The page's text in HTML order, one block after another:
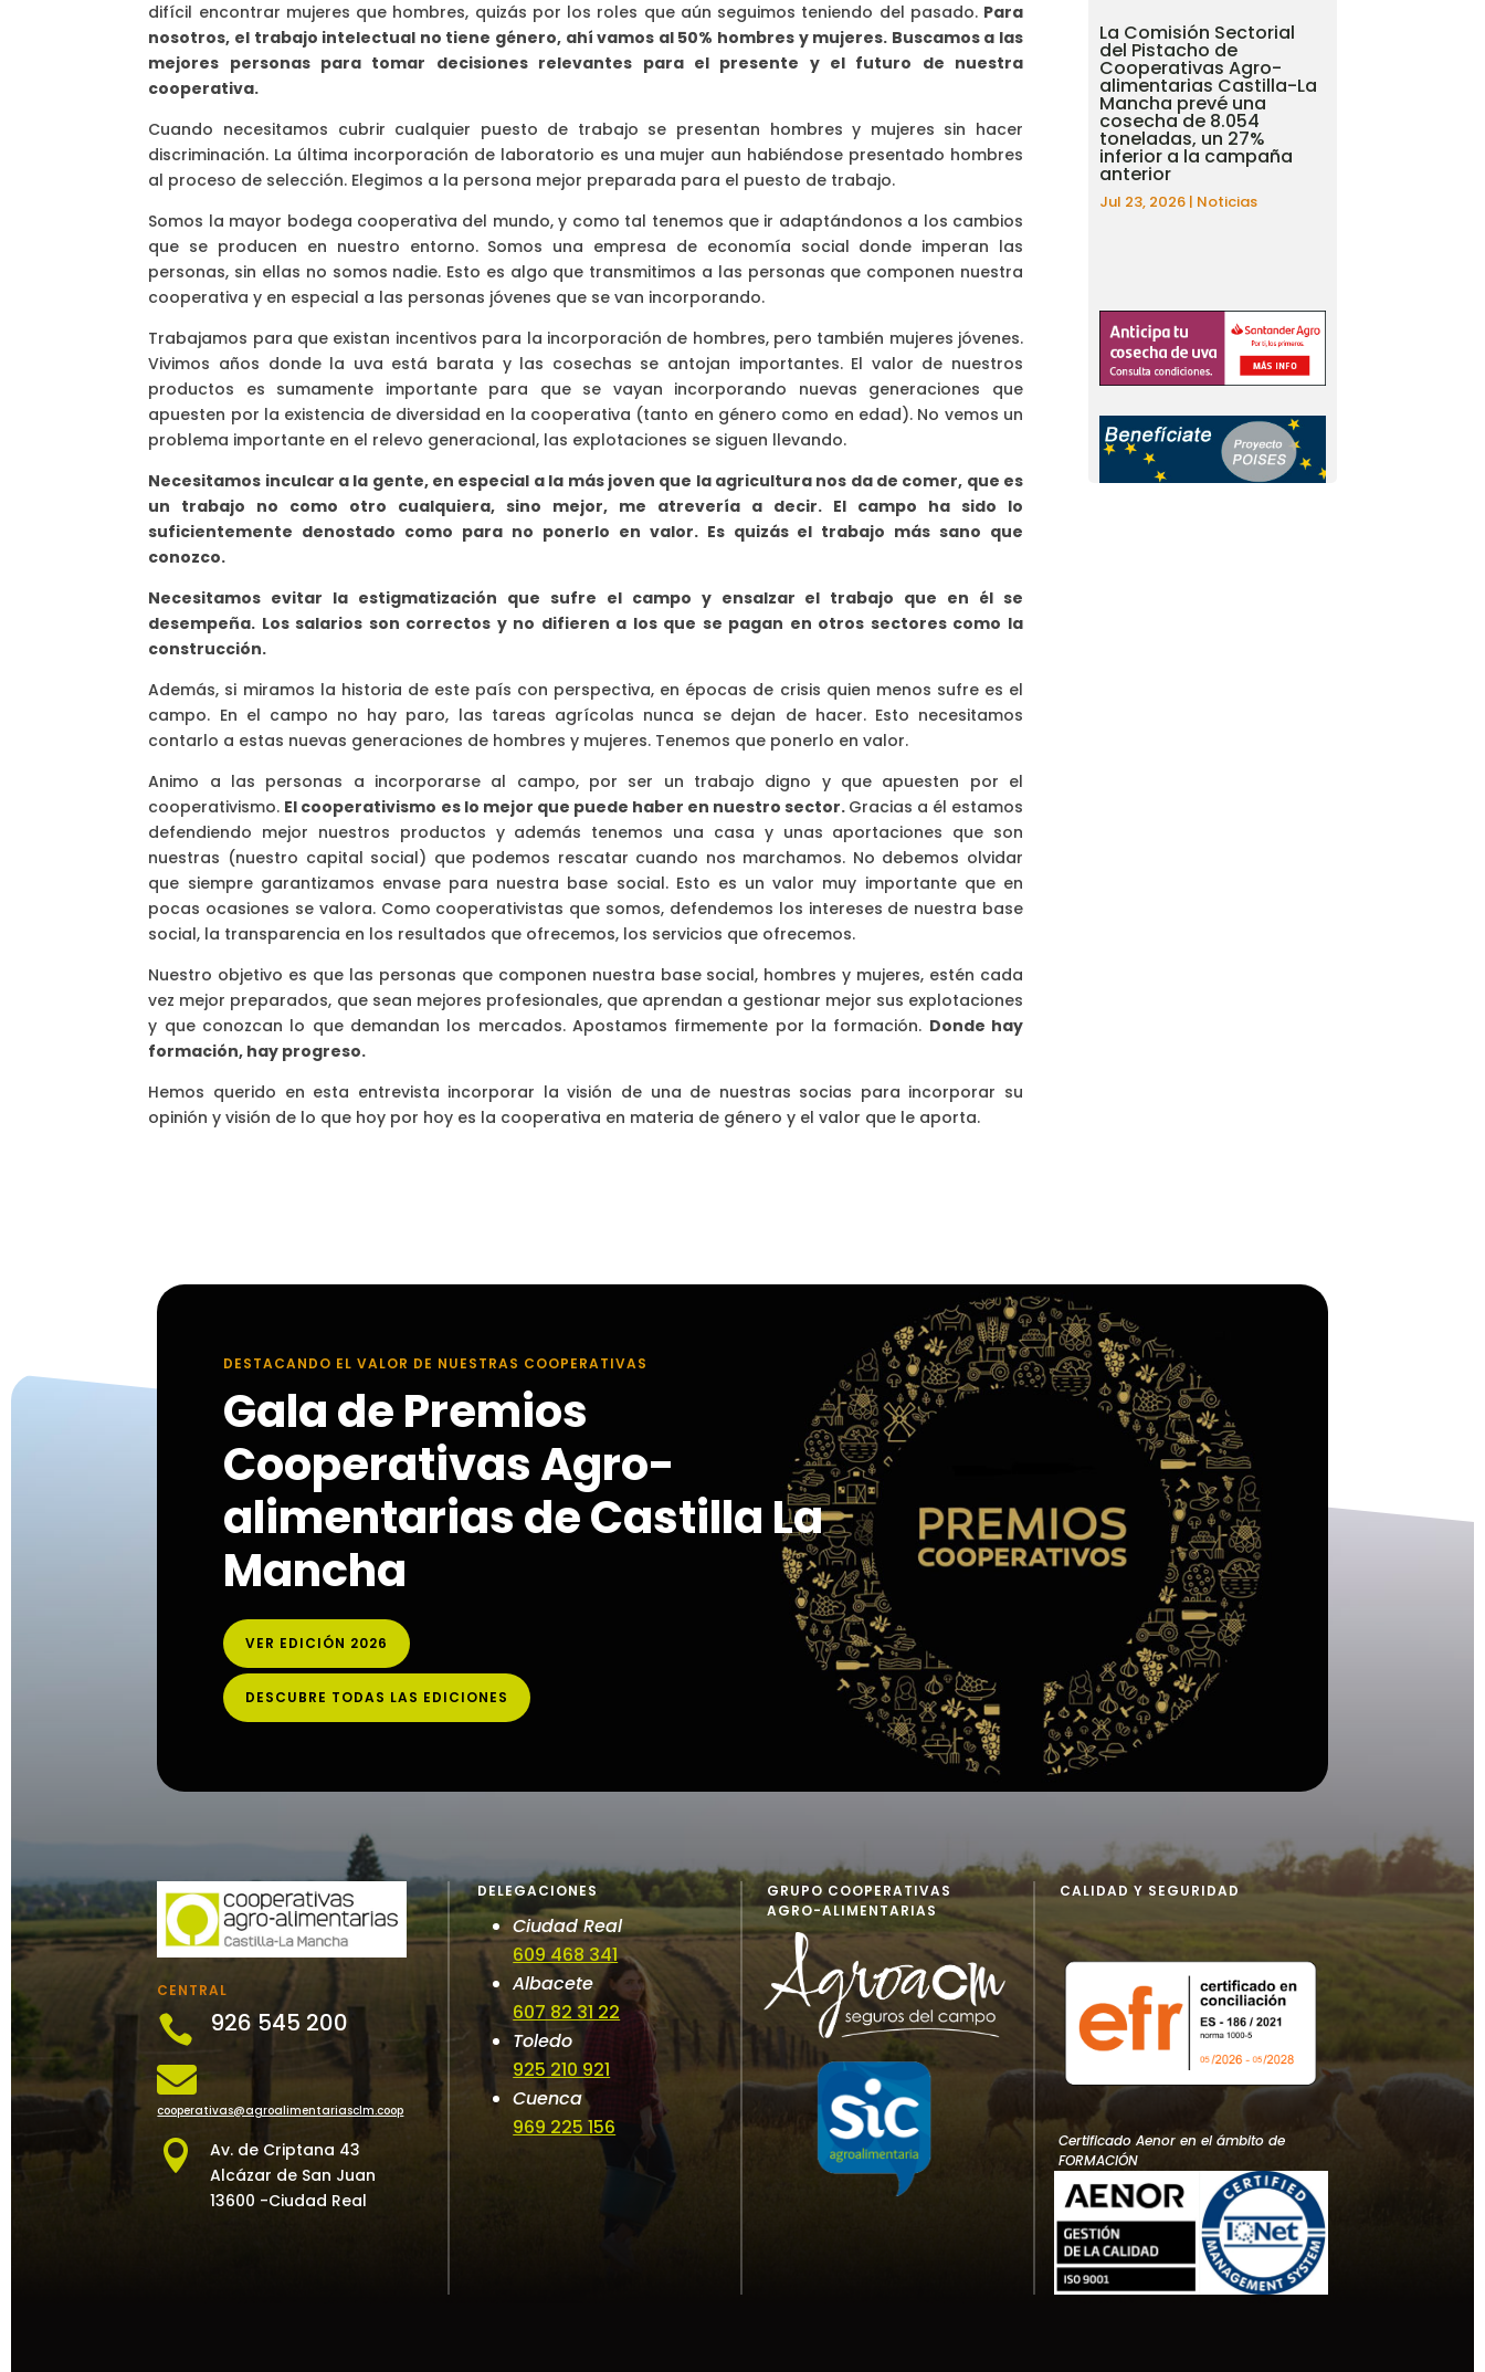
difícil encontrar mujeres que hombres, quizás por los roles que aún seguimos teniendo del pasado. Para
nosotros, el trabajo intelectual no tiene género, ahí vamos al 50% hombres y mujeres. Buscamos a las
mejores personas para tomar decisiones relevantes para el presente y el futuro de nuestra
cooperativa.
Cuando necesitamos cubrir cualquier puesto de trabajo se presentan hombres y mujeres sin hacer
discriminación. La última incorporación de laboratorio es una mujer aun habiéndose presentado hombres
al proceso de selección. Elegimos a la persona mejor preparada para el puesto de trabajo.
Somos la mayor bodega cooperativa del mundo, y como tal tenemos que ir adaptándonos a los cambios
que se producen en nuestro entorno. Somos una empresa de economía social donde imperan las
personas, sin ellas no somos nadie. Esto es algo que transmitimos a las personas que componen nuestra
cooperativa y en especial a las personas jóvenes que se van incorporando.
Trabajamos para que existan incentivos para la incorporación de hombres, pero también mujeres jóvenes.
Vivimos años donde la uva está barata y las cosechas se antojan importantes. El valor de nuestros
productos es sumamente importante para que se vayan incorporando nuevas generaciones que
apuesten por la existencia de diversidad en la cooperativa (tanto en género como en edad). No vemos un
problema importante en el relevo generacional, las explotaciones se siguen llevando.
Necesitamos inculcar a la gente, en especial a la más joven que la agricultura nos da de comer, que es
un trabajo no como otro cualquiera, sino mejor, me atrevería a decir. El campo ha sido lo
suficientemente denostado como para no ponerlo en valor. Es quizás el trabajo más sano que
conozco.
Necesitamos evitar la estigmatización que sufre el campo y ensalzar el trabajo que en él se
desempeña. Los salarios son correctos y no difieren a los que se pagan en otros sectores como la
construcción.
Además, si miramos la historia de este país con perspectiva, en épocas de crisis quien menos sufre es el
campo. En el campo no hay paro, las tareas agrícolas nunca se dejan de hacer. Esto necesitamos
contarlo a estas nuevas generaciones de hombres y mujeres. Tenemos que ponerlo en valor.
Animo a las personas a incorporarse al campo, por ser un trabajo digno y que apuesten por el
cooperativismo. El cooperativismo es lo mejor que puede haber en nuestro sector. Gracias a él estamos
defendiendo mejor nuestros productos y además tenemos una casa y unas aportaciones que son
nuestras (nuestro capital social) que podemos rescatar cuando nos marchamos. No debemos olvidar
que siempre garantizamos envase para nuestra base social. Esto es un valor muy importante que en
pocas ocasiones se valora. Como cooperativistas que somos, defendemos los intereses de nuestra base
social, la transparencia en los resultados que ofrecemos, los servicios que ofrecemos.
Nuestro objetivo es que las personas que componen nuestra base social, hombres y mujeres, estén cada
vez mejor preparados, que sean mejores profesionales, que aprendan a gestionar mejor sus explotaciones
y que conozcan lo que demandan los mercados. Apostamos firmemente por la formación. Donde hay
formación, hay progreso.
Hemos querido en esta entrevista incorporar la visión de una de nuestras socias para incorporar su
opinión y visión de lo que hoy por hoy es la cooperativa en materia de género y el valor que le aporta.
La Comisión Sectorial
del Pistacho de
Cooperativas Agro-
alimentarias Castilla-La
Mancha prevé una
cosecha de 8.054
toneladas, un 27%
inferior a la campaña
anterior
Jul 23, 2026 | Noticias
DESTACANDO EL VALOR DE NUESTRAS COOPERATIVAS
Gala de Premios
Cooperativas Agro-
alimentarias de Castilla La
Mancha
VER EDICIÓN 2026
DESCUBRE TODAS LAS EDICIONES
CENTRAL
 926 545 200

cooperativas@agroalimentariasclm.coop

Av. de Criptana 43
Alcázar de San Juan
13600 -Ciudad Real
DELEGACIONES
Ciudad Real
609 468 341
Albacete
607 82 31 22
Toledo
925 210 921
Cuenca
969 225 156
GRUPO COOPERATIVAS
AGRO-ALIMENTARIAS
CALIDAD Y SEGURIDAD
Certificado Aenor en el ámbito de
FORMACIÓN